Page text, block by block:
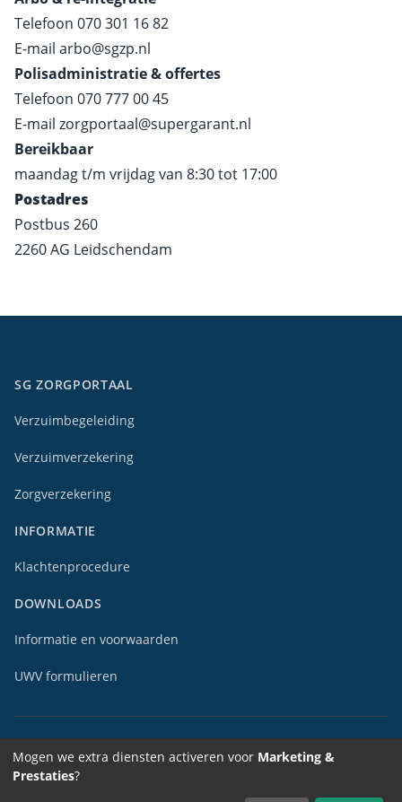
Telefoon 070 301 16 82
E-mail arbo@sgzp.nl
Polisadministratie & offertes
Telefoon 070 777 00 45
E-mail zorgportaal@supergarant.nl
Bereikbaar
maandag t/m vrijdag van 8:30 tot 17:00
Postadres
Postbus 260
2260 AG Leidschendam
SG ZORGPORTAAL
Verzuimbegeleiding
Verzuimverzekering
Zorgverzekering
INFORMATIE
Klachtenprocedure
DOWNLOADS
Informatie en voorwaarden
UWV formulieren
© 2025 SuperGarant Verzekeringen
Mogen we extra diensten activeren voor Marketing &
Prestaties?